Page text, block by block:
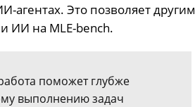
агентах. Это позволяет другим
ИИ на MLE-bench.
поможет глубже
выполнению задач